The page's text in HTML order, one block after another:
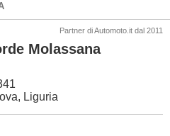
Partner di Automoto.it dal 2011
Molassana
Liguria